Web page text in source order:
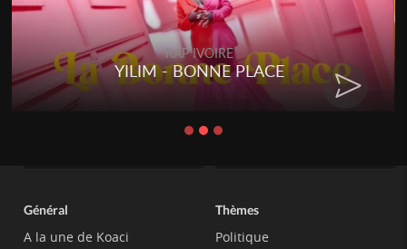
RAP IVOIRE
RENARD BARAKISSA - DOS DE
CHAT
Général
A la une de Koaci
Thèmes
Politique